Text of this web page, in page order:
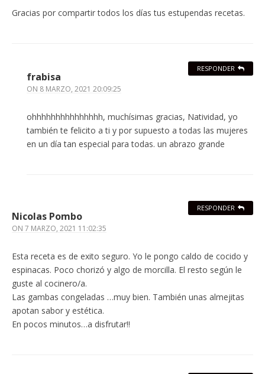
Gracias por compartir todos los días tus estupendas recetas.
frabisa
ON 8 MARZO, 2021 20:09:25
ohhhhhhhhhhhhhhh, muchísimas gracias, Natividad, yo
también te felicito a ti y por supuesto a todas las mujeres
en un día tan especial para todas. un abrazo grande
RESPONDER
Nicolas Pombo
ON 7 MARZO, 2021 11:02:35
Esta receta es de exito seguro. Yo le pongo caldo de cocido y
espinacas. Poco chorizó y algo de morcilla. El resto según le
guste al cocinero/a.
Las gambas congeladas …muy bien. También unas almejitas
apotan sabor y estética.
En pocos minutos…a disfrutar!!
RESPONDER